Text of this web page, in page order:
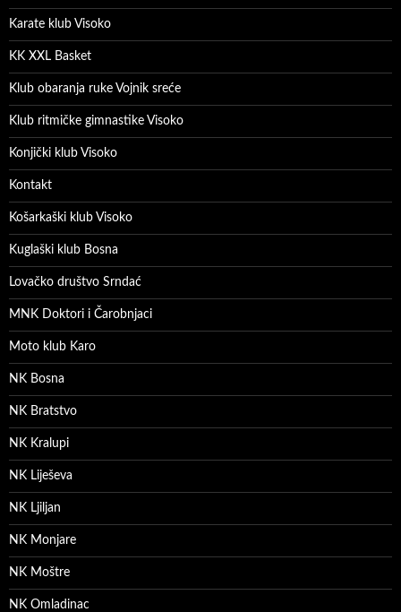
Karate klub Visoko
KK XXL Basket
Klub obaranja ruke Vojnik sreće
Klub ritmičke gimnastike Visoko
Konjički klub Visoko
Kontakt
Košarkaški klub Visoko
Kuglaški klub Bosna
Lovačko društvo Srndać
MNK Doktori i Čarobnjaci
Moto klub Karo
NK Bosna
NK Bratstvo
NK Kralupi
NK Liješeva
NK Ljiljan
NK Monjare
NK Moštre
NK Omladinac